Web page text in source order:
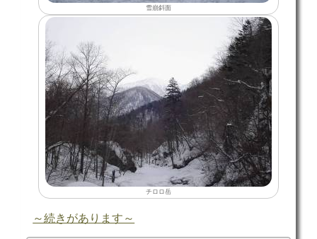
雪崩斜面
チロロ岳
～続きがあります～